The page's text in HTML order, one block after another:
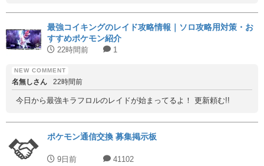
最強コイキングのレイド攻略情報｜ソロ攻略用対策・お
すすめポケモン紹介
22時間前 1
名無しさん 22時間前
今日から最強キラフロルのレイドが始まってるよ！ 更新頼む!!
ポケモン通信交換 募集掲示板
9日前 41102